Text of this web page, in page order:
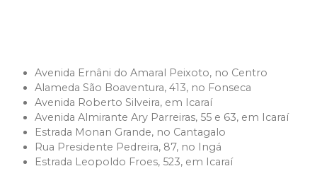
Avenida Ernâni do Amaral Peixoto, no Centro
Alameda São Boaventura, 413, no Fonseca
Avenida Roberto Silveira, em Icaraí
Avenida Almirante Ary Parreiras, 55 e 63, em Icaraí
Estrada Monan Grande, no Cantagalo
Rua Presidente Pedreira, 87, no Ingá
Estrada Leopoldo Froes, 523, em Icaraí